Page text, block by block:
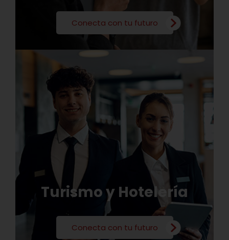
Conecta con tu futuro
Turismo y Hotelería
Conecta con tu futuro